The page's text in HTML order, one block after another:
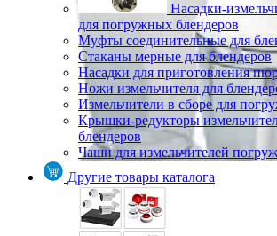
Насадки-
для погружных блендеров
Муфты соединительные для
Стаканы мерные для блендеров
Насадки для приготовления
Ножи измельчителя для
Измельчители в сборе для
Крышки-редукторы
блендеров
Чаши для измельчителей
Другие товары каталога